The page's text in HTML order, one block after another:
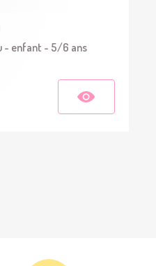
- enfant - 5/6 ans